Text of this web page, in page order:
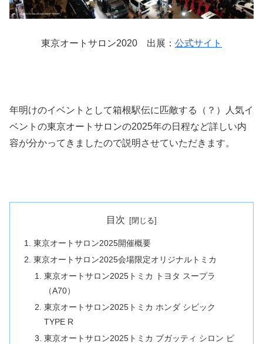
東京オートサロン2020 出展： 公式サイト
年明けのイベントとして箱根駅伝に匹敵する（？）人気イ
ベントの東京オートサロンの2025年の日程など詳しい内
容が分かってきましたので説明させていただきます。
目次
東京オートサロン2025開催概要
東京オートサロン2025会場限定オリジナルトミカ
東京オートサロン2025トミカ トヨタ スープラ
（A70）
東京オートサロン2025トミカ ホンダ シビック
TYPE R
東京オートサロン2025トミカ ブガッティ シロン ピ